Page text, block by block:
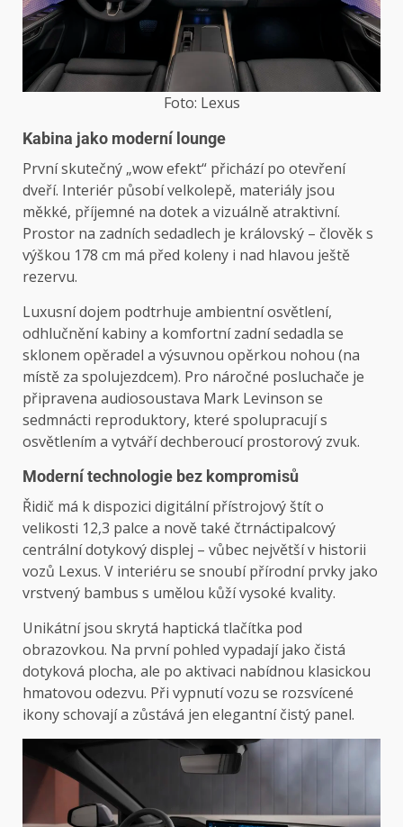
Foto: Lexus
Kabina jako moderní lounge
První skutečný „wow efekt“ přichází po otevření
dveří. Interiér působí velkolepě, materiály jsou
měkké, příjemné na dotek a vizuálně atraktivní.
Prostor na zadních sedadlech je královský – člověk s
výškou 178 cm má před koleny i nad hlavou ještě
rezervu.
Luxusní dojem podtrhuje ambientní osvětlení,
odhlučnění kabiny a komfortní zadní sedadla se
sklonem opěradel a výsuvnou opěrkou nohou (na
místě za spolujezdcem). Pro náročné posluchače je
připravena audiosoustava Mark Levinson se
sedmnácti reproduktory, které spolupracují s
osvětlením a vytváří dechberoucí prostorový zvuk.
Moderní technologie bez kompromisů
Řidič má k dispozici digitální přístrojový štít o
velikosti 12,3 palce a nově také čtrnáctipalcový
centrální dotykový displej – vůbec největší v historii
vozů Lexus. V interiéru se snoubí přírodní prvky jako
vrstvený bambus s umělou kůží vysoké kvality.
Unikátní jsou skrytá haptická tlačítka pod
obrazovkou. Na první pohled vypadají jako čistá
dotyková plocha, ale po aktivaci nabídnou klasickou
hmatovou odezvu. Při vypnutí vozu se rozsvícené
ikony schovají a zůstává jen elegantní čistý panel.